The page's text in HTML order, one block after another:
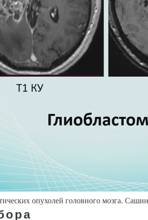
опухолей головного мозга.